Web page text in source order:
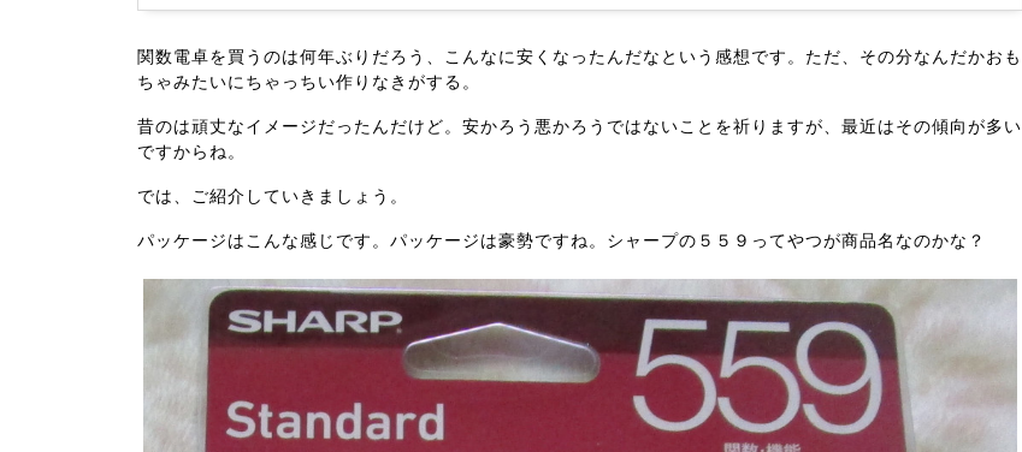
関数電卓を買うのは何年ぶりだろう、こんなに安くなったんだなという感想です。ただ、その分なんだかおも
ちゃみたいにちゃっちい作りなきがする。
昔のは頑丈なイメージだったんだけど。安かろう悪かろうではないことを祈りますが、最近はその傾向が多い
ですからね。
では、ご紹介していきましょう。
パッケージはこんな感じです。パッケージは豪勢ですね。シャープの５５９ってやつが商品名なのかな？